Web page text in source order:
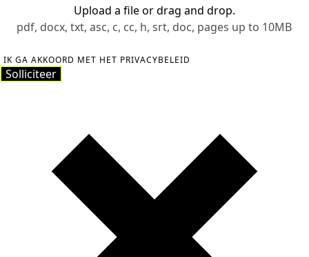
Upload a fileor drag and drop.
pdf, docx, txt, asc, c, cc, h, srt, doc, pages up to 10MB
IK GA AKKOORD MET HET PRIVACYBELEID
Solliciteer